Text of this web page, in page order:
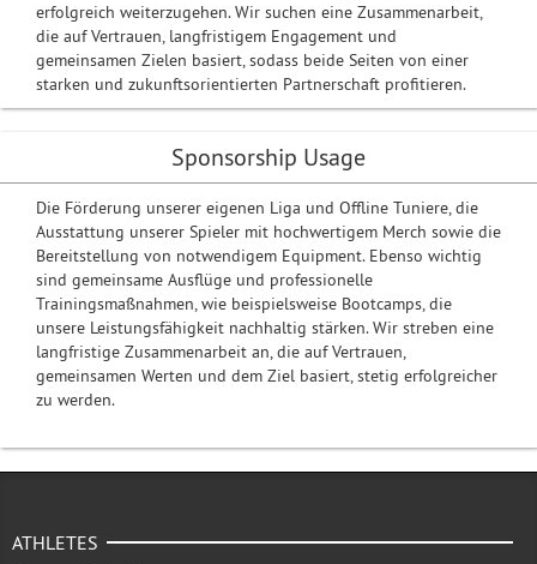
erfolgreich weiterzugehen. Wir suchen eine Zusammenarbeit,
die auf Vertrauen, langfristigem Engagement und
gemeinsamen Zielen basiert, sodass beide Seiten von einer
starken und zukunftsorientierten Partnerschaft profitieren.
Sponsorship Usage
Die Förderung unserer eigenen Liga und Offline Tuniere, die
Ausstattung unserer Spieler mit hochwertigem Merch sowie die
Bereitstellung von notwendigem Equipment. Ebenso wichtig
sind gemeinsame Ausflüge und professionelle
Trainingsmaßnahmen, wie beispielsweise Bootcamps, die
unsere Leistungsfähigkeit nachhaltig stärken. Wir streben eine
langfristige Zusammenarbeit an, die auf Vertrauen,
gemeinsamen Werten und dem Ziel basiert, stetig erfolgreicher
zu werden.
ATHLETES